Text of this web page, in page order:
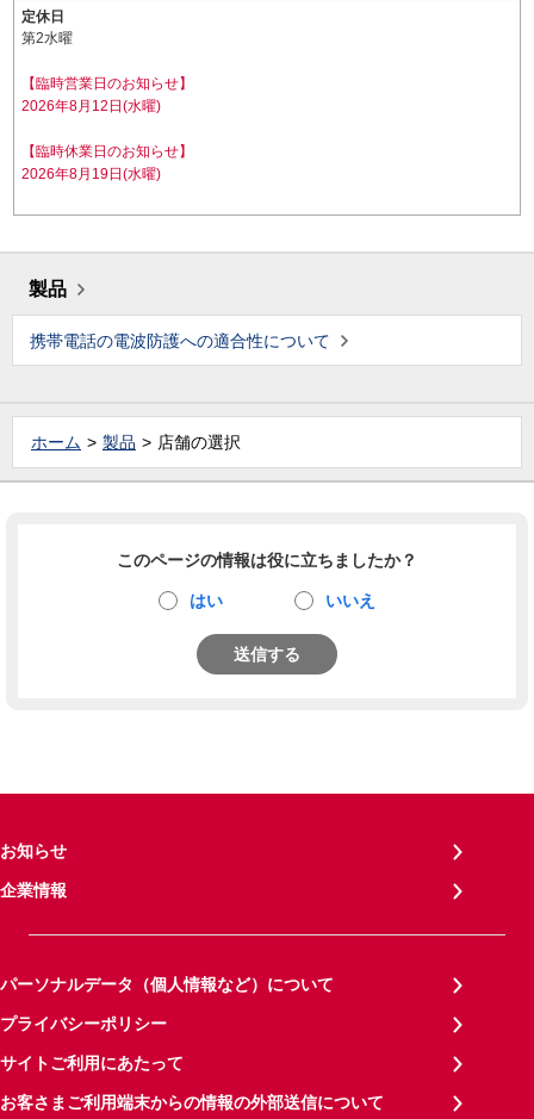
定休日
第2水曜
【臨時営業日のお知らせ】
2026年8月12日(水曜)
【臨時休業日のお知らせ】
2026年8月19日(水曜)
製品
携帯電話の電波防護への適合性について
ホーム 製品 店舗の選択
このページの情報は役に立ちましたか？
はい いいえ
送信する
お知らせ
企業情報
パーソナルデータ（個人情報など）について
プライバシーポリシー
サイトご利用にあたって
お客さまご利用端末からの情報の外部送信について